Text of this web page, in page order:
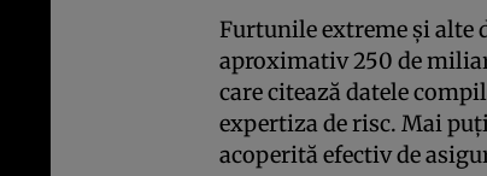
Furtunile extreme și alte
aproximativ 250 de
care citează datele
expertiza de risc. Mai
acoperită efectiv de